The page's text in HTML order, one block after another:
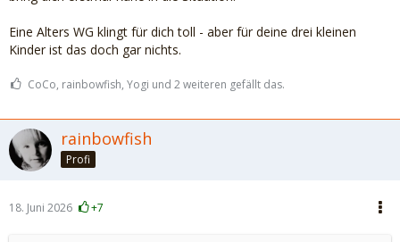
Eine Alters WG klingt für dich toll - aber für deine drei kleinen
Kinder ist das doch gar nichts.
CoCo, rainbowfish, Yogi und 2 weiteren gefällt das.
rainbowfish
Profi
18. Juni 2026 +7